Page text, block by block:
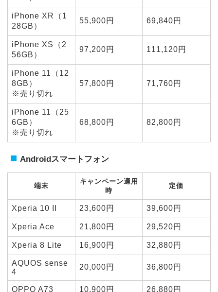
iPhone XR（1
28GB）
55,900円 69,840円
iPhone XS（2
56GB）
97,200円 111,120円
iPhone 11（12
8GB）
※売り切れ
57,800円 71,760円
iPhone 11（25
6GB）
※売り切れ
68,800円 82,800円
Androidスマートフォン
端末
キャンペーン適用
時
定価
Xperia 10 II 23,600円 39,600円
Xperia Ace 21,800円 29,520円
Xperia 8 Lite 16,900円 32,880円
AQUOS sense
4
20,000円 36,800円
OPPO A73 10,900円 26,880円